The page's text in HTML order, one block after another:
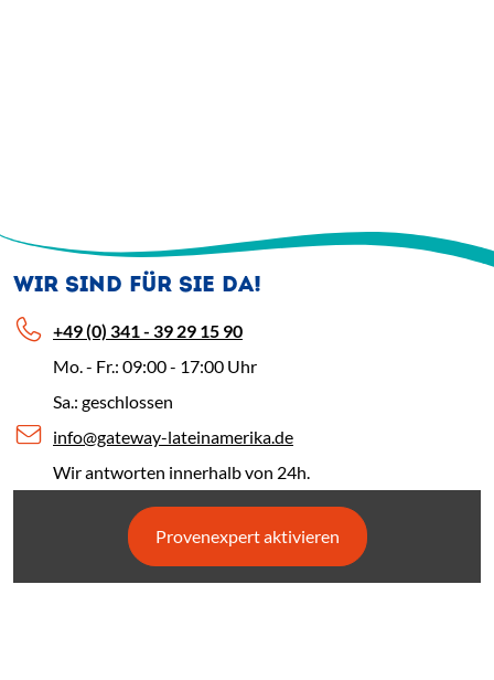
WIR SIND FÜR SIE DA!
+49 (0) 341 - 39 29 15 90
Mo. - Fr.: 09:00 - 17:00 Uhr
Sa.: geschlossen
info@gateway-lateinamerika.de
Wir antworten innerhalb von 24h.
Provenexpert aktivieren